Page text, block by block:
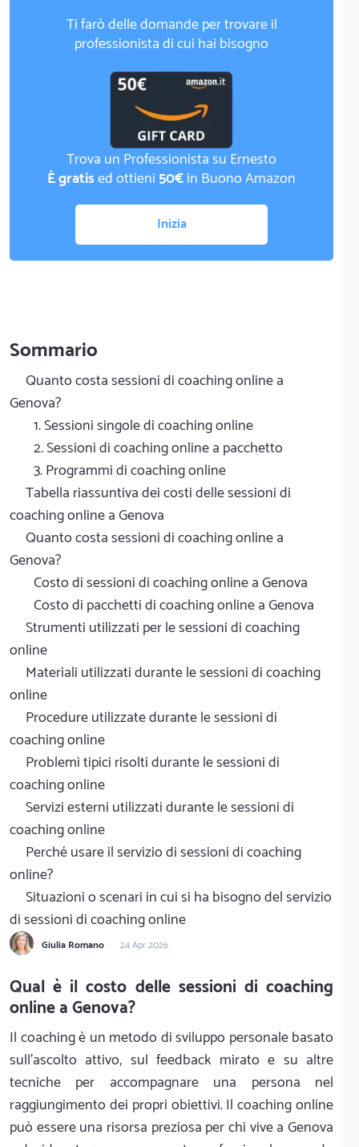
Ti farò delle domande per trovare il
professionista di cui hai bisogno
Trova un Professionista su Ernesto
È gratised ottieni50€in Buono Amazon
Inizia
Sommario
Quanto costa sessioni di coaching online a
Genova?
1. Sessioni singole di coaching online
2. Sessioni di coaching online a pacchetto
3. Programmi di coaching online
Tabella riassuntiva dei costi delle sessioni di
coaching online a Genova
Quanto costa sessioni di coaching online a
Genova?
Costo di sessioni di coaching online a Genova
Costo di pacchetti di coaching online a Genova
Strumenti utilizzati per le sessioni di coaching
online
Materiali utilizzati durante le sessioni di coaching
online
Procedure utilizzate durante le sessioni di
coaching online
Problemi tipici risolti durante le sessioni di
coaching online
Servizi esterni utilizzati durante le sessioni di
coaching online
Perché usare il servizio di sessioni di coaching
online?
Situazioni o scenari in cui si ha bisogno del servizio
di sessioni di coaching online
Giulia Romano 24 Apr 2026
Qual è il costo delle sessioni di coaching
online a Genova?
Il coaching è un metodo di sviluppo personale basato
sull'ascolto attivo, sul feedback mirato e su altre
tecniche per accompagnare una persona nel
raggiungimento dei propri obiettivi. Il coaching online
può essere una risorsa preziosa per chi vive a Genova